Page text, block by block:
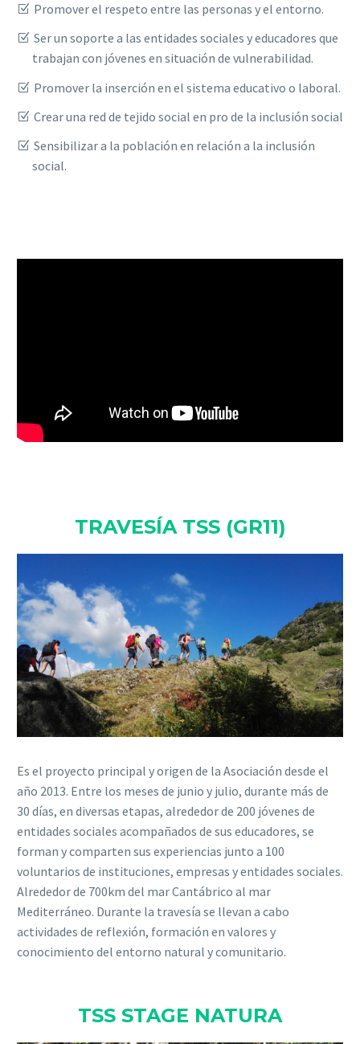
Promover el respeto entre las personas y el entorno.
Ser un soporte a las entidades sociales y educadores que
trabajan con jóvenes en situación de vulnerabilidad.
Promover la inserción en el sistema educativo o laboral.
Crear una red de tejido social en pro de la inclusión social
Sensibilizar a la población en relación a la inclusión
social.
TRAVESÍA TSS (GR11)
Es el proyecto principal y origen de la Asociación desde el
año 2013. Entre los meses de junio y julio, durante más de
30 días, en diversas etapas, alrededor de 200 jóvenes de
entidades sociales acompañados de sus educadores, se
forman y comparten sus experiencias junto a 100
voluntarios de instituciones, empresas y entidades sociales.
Alrededor de 700km del mar Cantábrico al mar
Mediterráneo. Durante la travesía se llevan a cabo
actividades de reflexión, formación en valores y
conocimiento del entorno natural y comunitario.
TSS STAGE NATURA